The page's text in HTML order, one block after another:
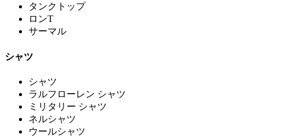
タンクトップ
ロンT
サーマル
シャツ
シャツ
ラルフローレン シャツ
ミリタリー シャツ
ネルシャツ
ウールシャツ